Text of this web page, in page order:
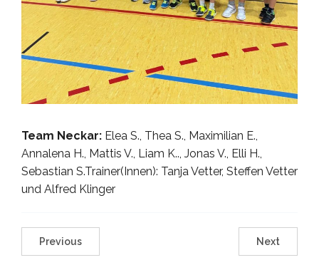
Team Neckar: Elea S., Thea S., Maximilian E.,
Annalena H., Mattis V., Liam K.., Jonas V., Elli H.,
Sebastian S.Trainer(Innen): Tanja Vetter, Steffen Vetter
und Alfred Klinger
Previous Next